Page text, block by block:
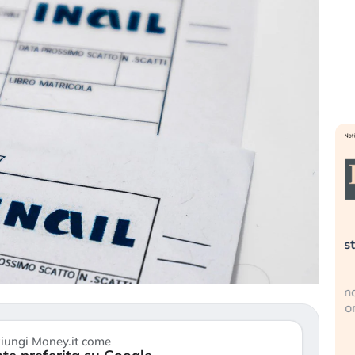
Money.it come
Investitori
lo scoppio
retail (…)
Quando la finanza pesa più
dell’economia reale. L’America sta
ripetendo gli errori del 2008?
sempre più sganciata dall’economia
reale. (…)